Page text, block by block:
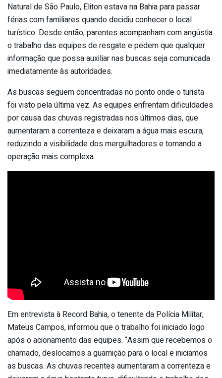
Natural de São Paulo, Eliton estava na Bahia para passar
férias com familiares quando decidiu conhecer o local
turístico. Desde então, parentes acompanham com angústia
o trabalho das equipes de resgate e pedem que qualquer
informação que possa auxiliar nas buscas seja comunicada
imediatamente às autoridades.
As buscas seguem concentradas no ponto onde o turista
foi visto pela última vez. As equipes enfrentam dificuldades
por causa das chuvas registradas nos últimos dias, que
aumentaram a correnteza e deixaram a água mais escura,
reduzindo a visibilidade dos mergulhadores e tornando a
operação mais complexa.
Em entrevista à Record Bahia, o tenente da Polícia Militar,
Mateus Campos, informou que o trabalho foi iniciado logo
após o acionamento das equipes. “Assim que recebemos o
chamado, deslocamos a guarnição para o local e iniciamos
as buscas. As chuvas recentes aumentaram a correnteza e